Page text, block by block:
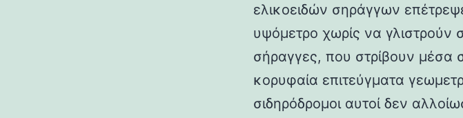
ελικοειδών σηράγγων
υψόμετρο χωρίς να γλιστρούν
σήραγγες, που στρίβουν μέσα
κορυφαία επιτεύγματα
σιδηρόδρομοι αυτοί δεν